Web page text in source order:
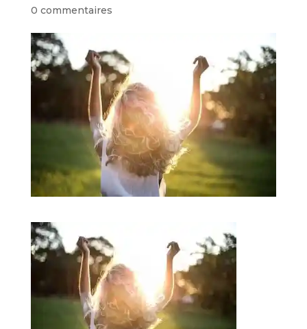
0 commentaires